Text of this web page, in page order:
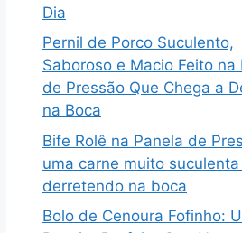
Dia
Pernil de Porco Suculento,
Saboroso e Macio Feito na
de Pressão Que Chega a
na Boca
Bife Rolê na Panela de
uma carne muito suculenta
derretendo na boca
Bolo de Cenoura Fofinho: